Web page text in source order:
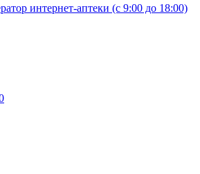
интернет-аптеки (с 9:00 до 18:00)